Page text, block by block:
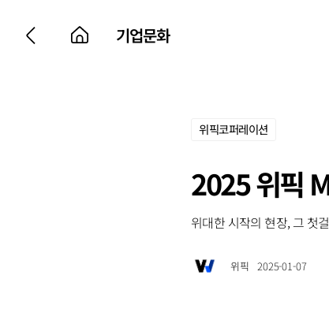
기업문화
위픽코퍼레이션
2025 위픽
위대한 시작의 현장, 그 첫
위픽 2025-01-07